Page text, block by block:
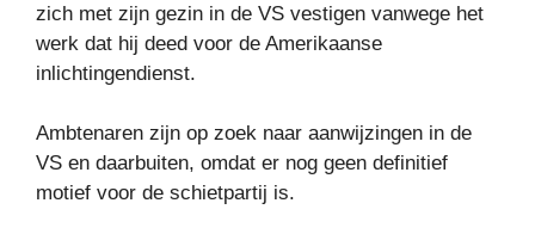
zich met zijn gezin in de VS vestigen vanwege het
werk dat hij deed voor de Amerikaanse
inlichtingendienst.
Ambtenaren zijn op zoek naar aanwijzingen in de
VS en daarbuiten, omdat er nog geen definitief
motief voor de schietpartij is.